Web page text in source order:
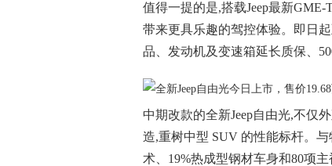
值得一提的是,搭载Jeep最新
带来更具乐趣的驾控体验。即日
品、发动机及变速箱延长质保、
中期改款的全新Jeep自由光,不仅
造,重树中型 SUV 的性能标杆。
术、19%热成型钢材车身和80项